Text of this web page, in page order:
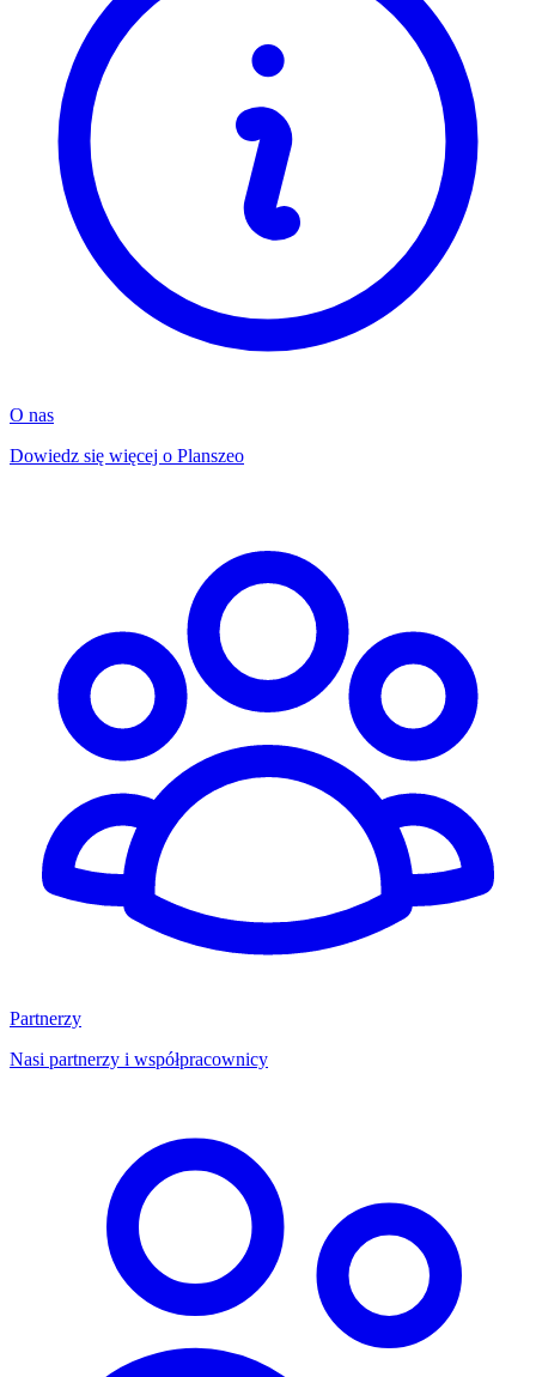
O nas
Dowiedz się więcej o Planszeo
Partnerzy
Nasi partnerzy i współpracownicy